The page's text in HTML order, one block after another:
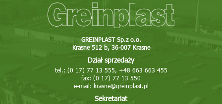
GREINPLAST Sp.z o.o.
Krasne 512 b, 36-007 Krasne
Dział sprzedaży
tel.: (0 17) 77 13 555, +48 663 663 455
fax: (0 17) 77 13 550
e-mail: krasne@greinplast.pl
Sekretariat